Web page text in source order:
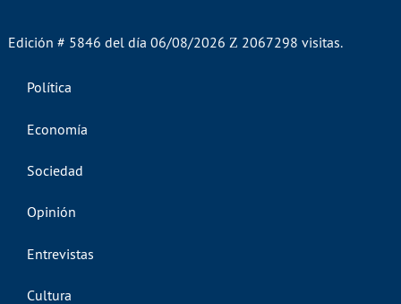
Edición # 5846 del día 06/08/2026 2067298 visitas.
Política
Economía
Sociedad
Opinión
Entrevistas
Cultura